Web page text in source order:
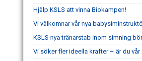
Hjälp KSLS att vinna Biokampen!
Vi välkomnar vår nya
KSLS nya tränarstab inom simning
Vi söker fler ideella krafter – är du vår